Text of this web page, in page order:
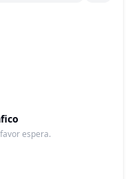
espera.